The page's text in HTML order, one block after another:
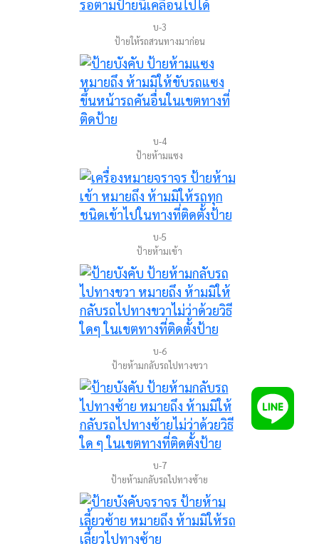
บ-3
ป้ายให้รถสวนทางมาก่อน
บ-4
ป้ายห้ามแซง
บ-5
ป้ายห้ามเข้า
บ-6
ป้ายห้ามกลับรถไปทางขวา
บ-7
ป้ายห้ามกลับรถไปทางซ้าย